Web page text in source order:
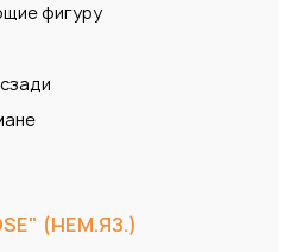
фигуру
(НЕМ.ЯЗ.)